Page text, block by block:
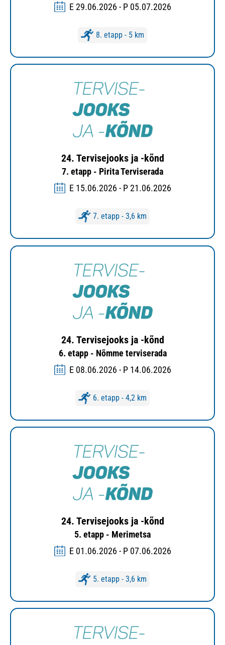
E 29.06.2026 - P 05.07.2026
8. etapp - 5 km
24. Tervisejooks ja -kõnd
7. etapp - Pirita Terviserada
E 15.06.2026 - P 21.06.2026
7. etapp - 3,6 km
24. Tervisejooks ja -kõnd
6. etapp - Nõmme terviserada
E 08.06.2026 - P 14.06.2026
6. etapp - 4,2 km
24. Tervisejooks ja -kõnd
5. etapp - Merimetsa
E 01.06.2026 - P 07.06.2026
5. etapp - 3,6 km